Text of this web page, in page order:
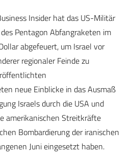
Insider hat das US-Militär
Pentagon Abfangraketen im
abgefeuert, um Israel vor
regionaler Feinde zu
neue Einblicke in das Ausmaß
Israels durch die USA und
amerikanischen Streitkräfte
Bombardierung der iranischen
Juni eingesetzt haben.